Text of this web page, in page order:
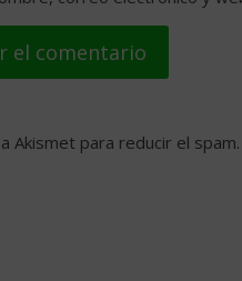
Akismet para reducir el spam.